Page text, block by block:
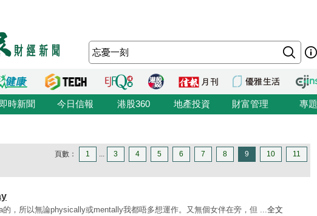
即時新聞 今日信報 港股360 地產投資 財富管理 專題
頁數： 1 ... 3 4 5 6 7 8 9 10 11
的，所以無論physically或mentally我都唔多想運作。又無個女伴在旁，但 ...全文